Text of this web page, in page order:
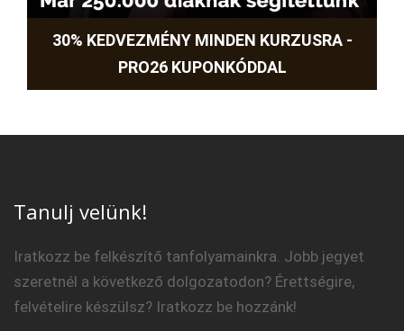
30% KEDVEZMÉNY MINDEN KURZUSRA -
PRO26 KUPONKÓDDAL
Tanulj velünk!
Iratkozz be felkészítő tanfolyamainkra. Jobb jegyet
szeretnél a következő dolgozatodon? Érettségire,
felvételire készülsz? Iratkozz be hozzánk!